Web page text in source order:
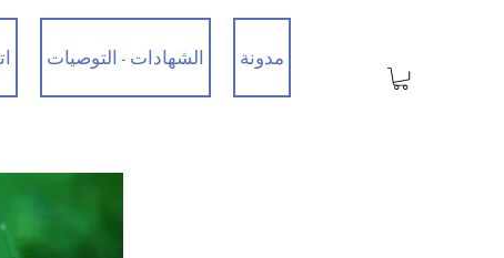
الشهادات - التوصيات مدونة